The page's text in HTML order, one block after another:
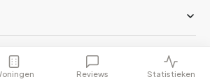
Reviews Statistieken